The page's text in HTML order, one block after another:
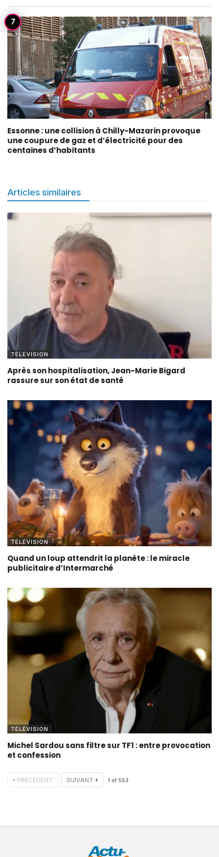
Essonne : une collision à Chilly-Mazarin provoque
une coupure de gaz et d’électricité pour des
centaines d’habitants
Articles similaires
TÉLÉVISION
Après son hospitalisation, Jean-Marie Bigard
rassure sur son état de santé
TÉLÉVISION
Quand un loup attendrit la planète : le miracle
publicitaire d’Intermarché
TÉLÉVISION
Michel Sardou sans filtre sur TF1 : entre provocation
et confession
PRÉCÉDENT SUIVANT 1 of 553